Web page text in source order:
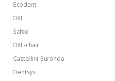
Ecodent
DKL
Safco
DKL-chair
Castellini-Euronda
Dentsys